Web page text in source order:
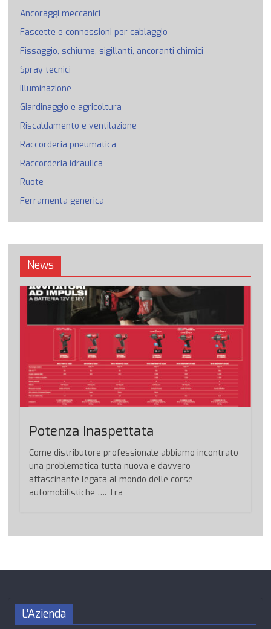
Ancoraggi meccanici
Fascette e connessioni per cablaggio
Fissaggio, schiume, sigillanti, ancoranti chimici
Spray tecnici
Illuminazione
Giardinaggio e agricoltura
Riscaldamento e ventilazione
Raccorderia pneumatica
Raccorderia idraulica
Ruote
Ferramenta generica
News
Potenza Inaspettata
Come distributore professionale abbiamo incontrato
una problematica tutta nuova e davvero
affascinante legata al mondo delle corse
automobilistiche …. Tra
L’Azienda